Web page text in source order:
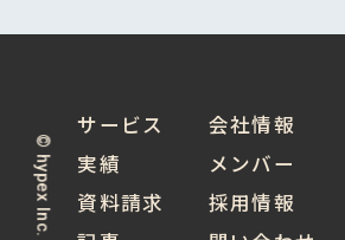
© hypex Inc. 2024
サービス
実績
資料請求
会社情報
メンバー
採用情報